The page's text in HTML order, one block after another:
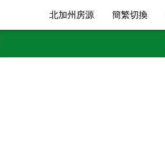
北加州房源 簡繁切換